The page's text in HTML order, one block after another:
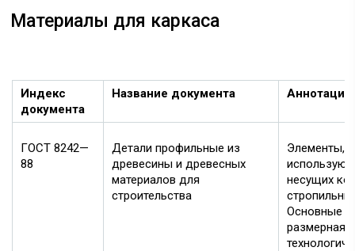
Материалы для каркаса
Индекс
документа
Название документа Аннотация
ГОСТ 8242—
88
Детали профильные из
древесины и древесных
материалов для
строительства
Элементы,
несущих
Основные
размерная